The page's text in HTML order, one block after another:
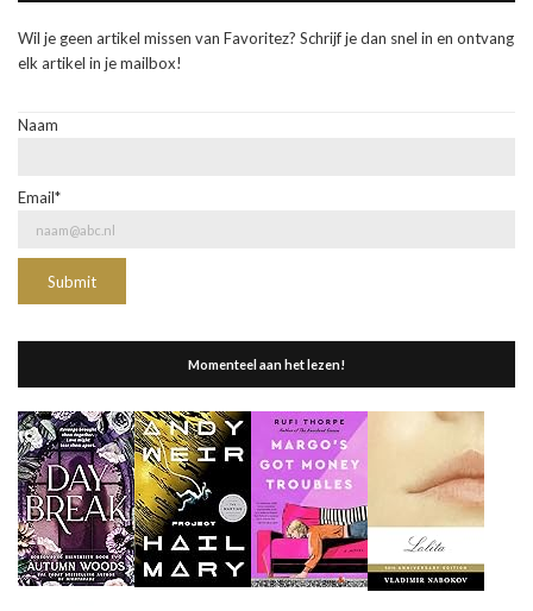
Wil je geen artikel missen van Favoritez? Schrijf je dan snel in en ontvang
elk artikel in je mailbox!
Naam
Email*
Momenteel aan het lezen!